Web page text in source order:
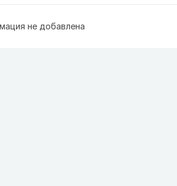
не добавлена